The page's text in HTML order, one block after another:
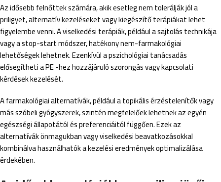
Az idősebb felnőttek számára, akik esetleg nem tolerálják jól a
priligyet, alternatív kezeléseket vagy kiegészítő terápiákat lehet
figyelembe venni. A viselkedési terápiák, például a sajtolás technikája
vagy a stop-start módszer, hatékony nem-farmakológiai
lehetőségek lehetnek. Ezenkívül a pszichológiai tanácsadás
elősegítheti a PE -hez hozzájáruló szorongás vagy kapcsolati
kérdések kezelését.
A farmakológiai alternatívák, például a topikális érzéstelenítők vagy
más szóbeli gyógyszerek, szintén megfelelőek lehetnek az egyén
egészségi állapotától és preferenciáitól függően. Ezek az
alternatívák önmagukban vagy viselkedési beavatkozásokkal
kombinálva használhatók a kezelési eredmények optimalizálása
érdekében.